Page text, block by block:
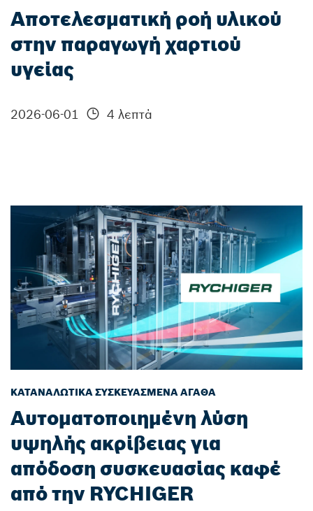
Αποτελεσματική ροή υλικού
στην παραγωγή χαρτιού
υγείας
2026-06-01 4 λεπτά
ΚΑΤΑΝΑΛΩΤΙΚΆ ΣΥΣΚΕΥΑΣΜΈΝΑ ΑΓΑΘΆ
Αυτοματοποιημένη λύση
υψηλής ακρίβειας για
απόδοση συσκευασίας καφέ
από την RYCHIGER